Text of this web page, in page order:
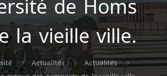
la vieille ville.
Actualités
Actualités